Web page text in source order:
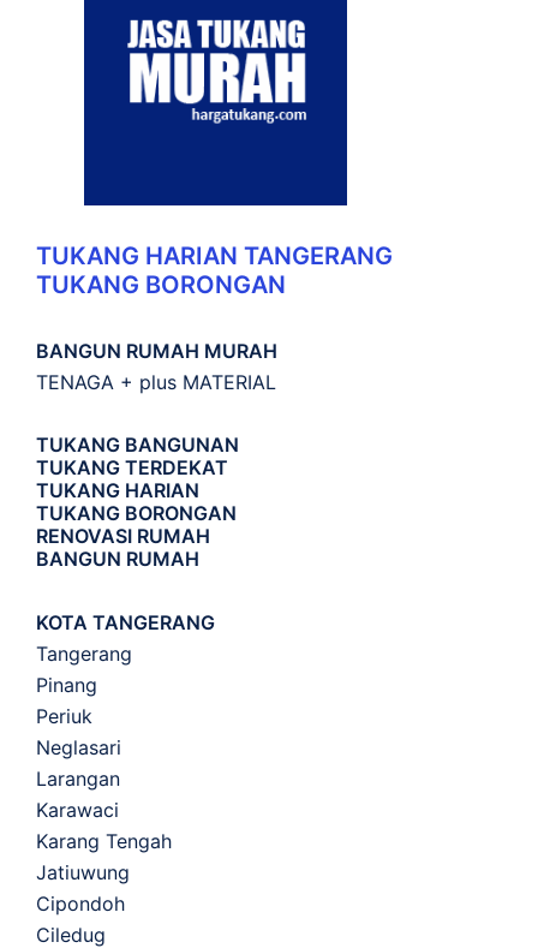
TUKANG HARIAN TANGERANG
TUKANG BORONGAN
BANGUN RUMAH MURAH
TENAGA + plus MATERIAL
TUKANG BANGUNAN
TUKANG TERDEKAT
TUKANG HARIAN
TUKANG BORONGAN
RENOVASI RUMAH
BANGUN RUMAH
KOTA TANGERANG
Tangerang
Pinang
Periuk
Neglasari
Larangan
Karawaci
Karang Tengah
Jatiuwung
Cipondoh
Ciledug